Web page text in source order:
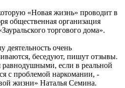
«Новая жизнь» проводит в
общественная организация
торгового дома».
очень
беседуют, пишут отзывы.
равнодушными, если в реальной
с проблемой наркомании, -
жизни» Наталья Семина.